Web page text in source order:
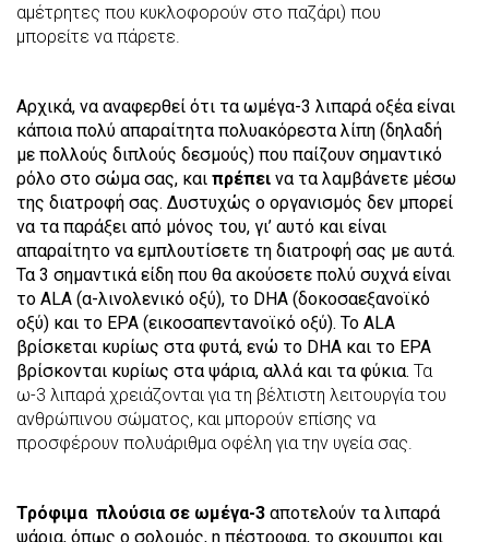
αμέτρητες που κυκλοφορούν στο παζάρι) που
μπορείτε να πάρετε.
Αρχικά, να αναφερθεί ότι τα ωμέγα-3 λιπαρά οξέα είναι
κάποια πολύ απαραίτητα πολυακόρεστα λίπη (δηλαδή
με πολλούς διπλούς δεσμούς) που παίζουν σημαντικό
ρόλο στο σώμα σας, και πρέπει να τα λαμβάνετε μέσω
της διατροφή σας. Δυστυχώς ο οργανισμός δεν μπορεί
να τα παράξει από μόνος του, γι’ αυτό και είναι
απαραίτητο να εμπλουτίσετε τη διατροφή σας με αυτά.
Τα 3 σημαντικά είδη που θα ακούσετε πολύ συχνά είναι
το ALA (α-λινολενικό οξύ), το DHA (δοκοσαεξανοϊκό
οξύ) και το EPA (εικοσαπεντανοϊκό οξύ). Το ALA
βρίσκεται κυρίως στα φυτά, ενώ το DHA και το EPA
βρίσκονται κυρίως στα ψάρια, αλλά και τα φύκια. Τα
ω-3 λιπαρά χρειάζονται για τη βέλτιστη λειτουργία του
ανθρώπινου σώματος, και μπορούν επίσης να
προσφέρουν πολυάριθμα οφέλη για την υγεία σας.
Τρόφιμα πλούσια σε ωμέγα-3 αποτελούν τα λιπαρά
ψάρια, όπως ο σολομός, η πέστροφα, το σκουμπρι και